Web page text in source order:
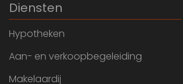
Diensten
Hypotheken
Aan- en verkoopbegeleiding
Makelaardij